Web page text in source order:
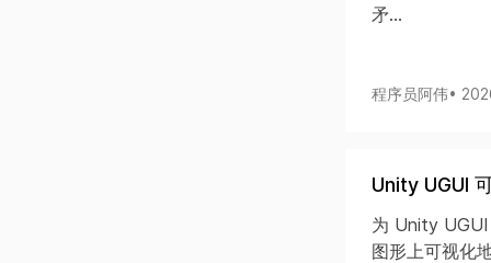
矛...
程序员阿伟•
Unity UGUI
为 Unity
图形上可视化